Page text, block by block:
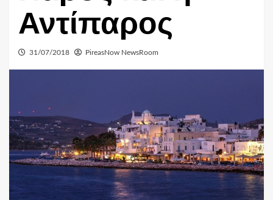
Αντίπαρος
31/07/2018 PireasNow NewsRoom